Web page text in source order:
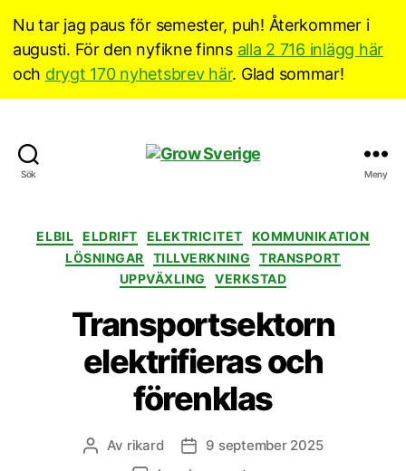
Nu tar jag paus för semester, puh! Återkommer i
augusti. För den nyfikne finns alla 2 716 inlägg här
och drygt 170 nyhetsbrev här. Glad sommar!
Sök Meny
Kategorier
ELBIL ELDRIFT ELEKTRICITET
KOMMUNIKATION
LÖSNINGAR
TILLVERKNING
TRANSPORT
UPPVÄXLING
VERKSTAD
Transportsektorn
elektrifieras och
förenklas
Inläggsförfattare
Av rikard Inläggsdatum
9 september 2025